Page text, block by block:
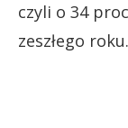
czyli o 34
zeszłego roku.